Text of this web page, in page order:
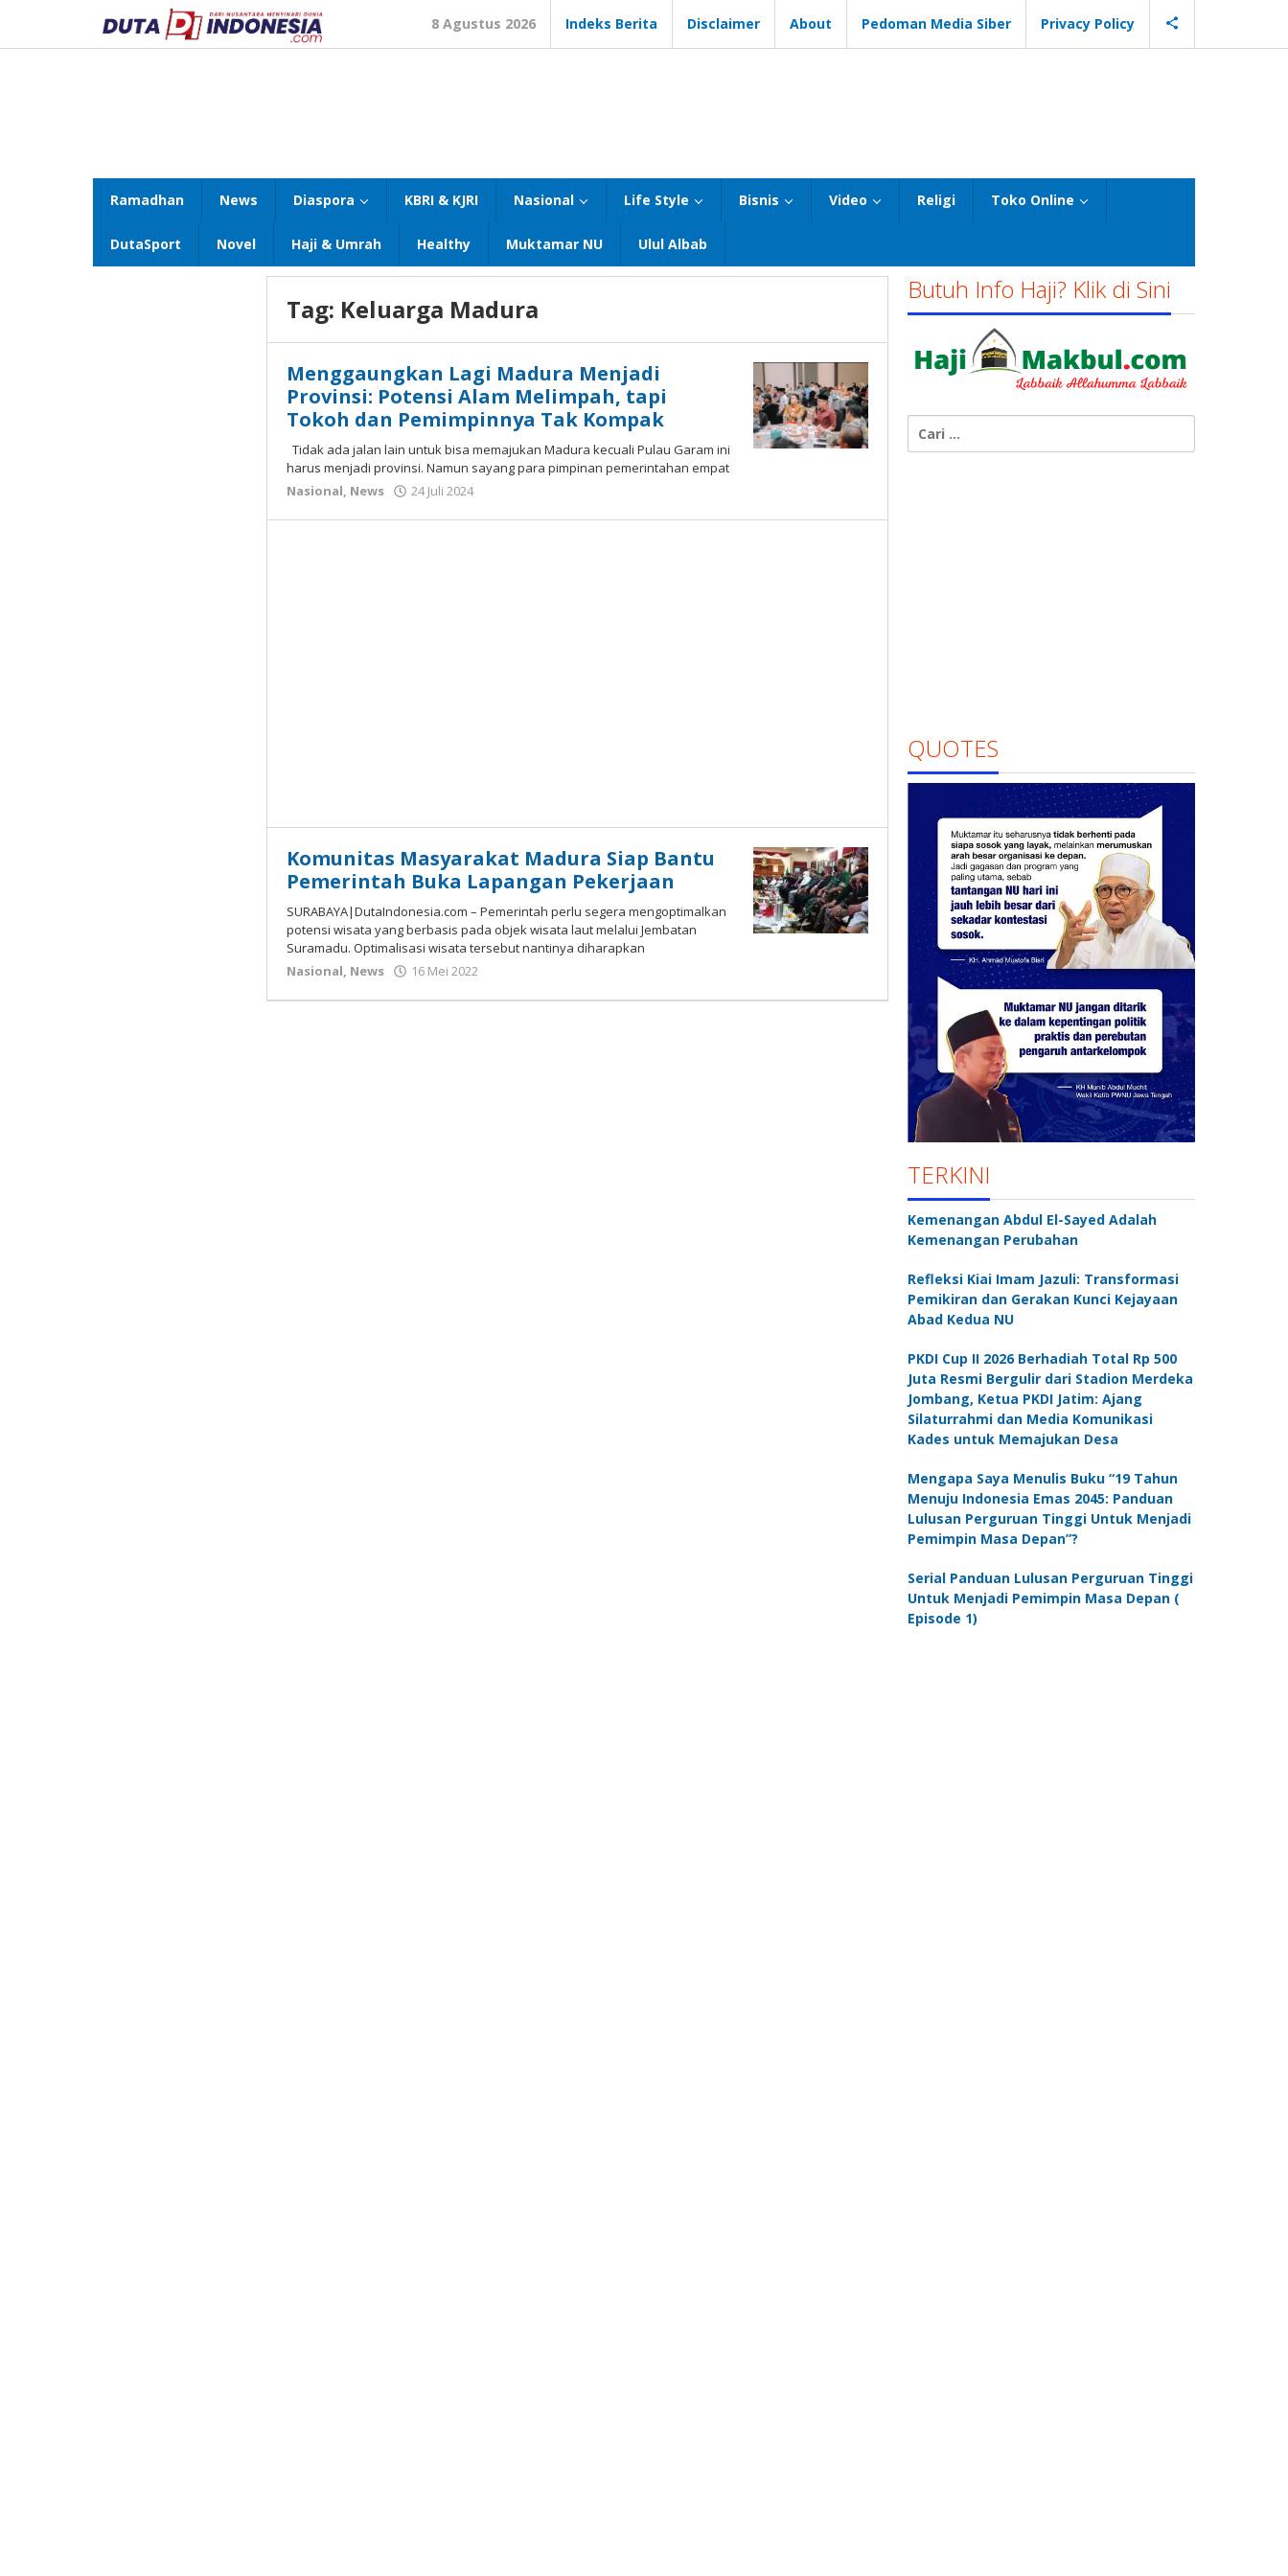
konten
8 Agustus 2026 Indeks Berita Disclaimer About Pedoman Media Siber Privacy Policy
Ramadhan News Diaspora KBRI & KJRI Nasional Life Style Bisnis Video Religi Toko Online
DutaSport Novel Haji & Umrah Healthy Muktamar NU Ulul Albab
Tag: Keluarga Madura
Menggaungkan Lagi Madura Menjadi
Provinsi: Potensi Alam Melimpah, tapi
Tokoh dan Pemimpinnya Tak Kompak
Tidak ada jalan lain untuk bisa memajukan Madura kecuali Pulau Garam ini
harus menjadi provinsi. Namun sayang para pimpinan pemerintahan empat
Nasional, News 24 Juli 2024
Susanto
Komunitas Masyarakat Madura Siap Bantu
Pemerintah Buka Lapangan Pekerjaan
SURABAYA|DutaIndonesia.com – Pemerintah perlu segera mengoptimalkan
potensi wisata yang berbasis pada objek wisata laut melalui Jembatan
Suramadu. Optimalisasi wisata tersebut nantinya diharapkan
Nasional, News 16 Mei 2022
Niswah
Butuh Info Haji? Klik di Sini
untuk:
QUOTES
TERKINI
Kemenangan Abdul El-Sayed Adalah
Kemenangan Perubahan
Refleksi Kiai Imam Jazuli: Transformasi
Pemikiran dan Gerakan Kunci Kejayaan
Abad Kedua NU
PKDI Cup II 2026 Berhadiah Total Rp 500
Juta Resmi Bergulir dari Stadion Merdeka
Jombang, Ketua PKDI Jatim: Ajang
Silaturrahmi dan Media Komunikasi
Kades untuk Memajukan Desa
Mengapa Saya Menulis Buku “19 Tahun
Menuju Indonesia Emas 2045: Panduan
Lulusan Perguruan Tinggi Untuk Menjadi
Pemimpin Masa Depan”?
Serial Panduan Lulusan Perguruan Tinggi
Untuk Menjadi Pemimpin Masa Depan (
Episode 1)